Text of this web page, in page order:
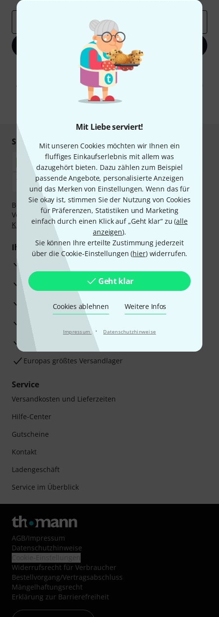
Mit Liebe serviert!
Mit unseren Cookies möchten wir Ihnen ein
fluffiges Einkaufserlebnis mit allem was
dazugehört bieten. Dazu zählen zum Beispiel
passende Angebote, personalisierte Anzeigen
und das Merken von Einstellungen. Wenn das für
Sie okay ist, stimmen Sie der Nutzung von Cookies
für Präferenzen, Statistiken und Marketing
einfach durch einen Klick auf „Geht klar“ zu (alle
anzeigen).
Sie können Ihre erteilte Zustimmung jederzeit
über die Cookie-Einstellungen (hier) widerrufen.
Geht klar
Cookies ablehnen Weitere Infos
Impressum · Datenschutzhinweise
Jetzt anmelden
Mit Klick auf „Jetzt anmelden“ stimmen Sie dem Erhalt von E-Mail-
Werbung und einer Messung des E-Mail-Nutzungsverhaltens zu. Die
Abmeldung ist jederzeit möglich. Weitere Informationen finden Sie in
unserenDatenschutzhinweisen
Sicher einkaufen & bezahlen
Bezahlen Sie vertraulich und sicher per Nachnahme,
Vorkasse, PayPal, Amazon Pay,Klarna Sofort bezahlen
Klarna Ratenzahlungoder Kreditkarte.
Ihre Vorteile
3 Jahre Thomann Garantie
30 Tage Money-Back-Garantie
Reparaturservice
Beratung durch Fachexperten
Zufriedenheitsgarantie
Europas größtes Versandlager
Service
Versandkosten und Lieferzeiten
Hilfe-Center
Gutscheine
Kontakt
Ladengeschäft
Service im Überblick
AGB/Impressum
Datenschutzhinweise
Widerrufsrecht für Verbraucher
Bestellvorgang/Vertragsabschluss
Mängelhaftungsrecht
Erklärung zur Barrierefreiheit